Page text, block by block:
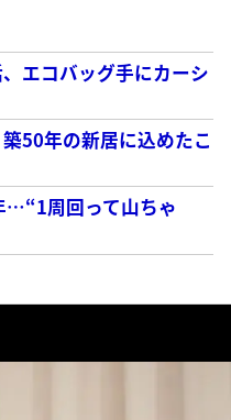
エコバッグ手にカーシ
50年の新居に込めたこ
…“1周回って山ちゃ